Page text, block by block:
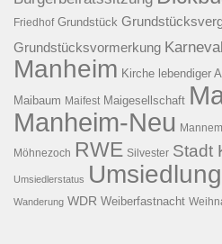
Friedhof Grundstück
Grundstücksvormerkung Karneval
Manheim Kirche lebendiger
Maibaum Maifest Maigesellschaft
Manheim-Neu
Möhnezoch RWE Silvester Stadt
Umsiedlerstatus Umsiedlung
Wanderung WDR Weiberfastnacht